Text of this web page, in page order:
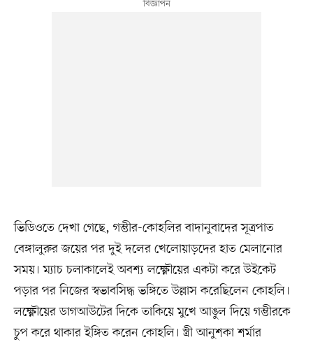
ভিডিওতে দেখা গেছে, গম্ভীর-কোহলির বাদানুবাদের সূত্রপাত
বেঙ্গালুরুর জয়ের পর দুই দলের খেলোয়াড়দের হাত মেলানোর
সময়। ম্যাচ চলাকালেই অবশ্য লক্ষ্ণৌয়ের একটা করে উইকেট
পড়ার পর নিজের স্বভাবসিদ্ধ ভঙ্গিতে উল্লাস করেছিলেন কোহলি।
লক্ষ্ণৌয়ের ডাগআউটের দিকে তাকিয়ে মুখে আঙুল দিয়ে গম্ভীরকে
চুপ করে থাকার ইঙ্গিত করেন কোহলি। স্ত্রী আনুশকা শর্মার